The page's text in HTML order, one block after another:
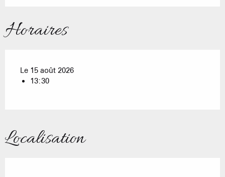
Horaires
Le 15 août 2026
13:30
Localisation